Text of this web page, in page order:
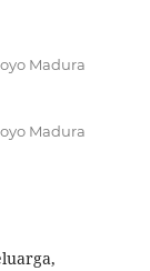
Madura
Madura